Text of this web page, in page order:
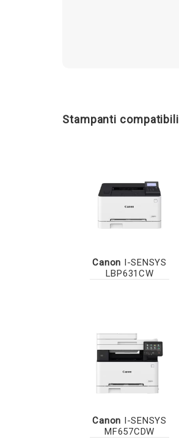
Stampanti compatibili
Canon I-SENSYS
LBP631CW
Canon I-SENSYS
MF657CDW